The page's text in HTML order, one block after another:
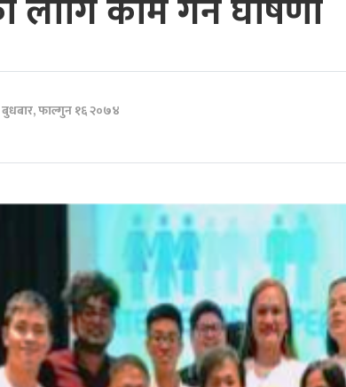
लागि काम गर्ने घोषणा
बुधबार, फाल्गुन १६ २०७४